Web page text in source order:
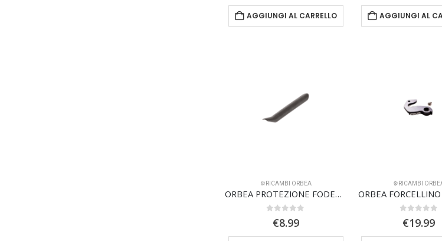
AGGIUNGI AL CARRELLO AGGIUNGI AL
⚙️RICAMBI ORBEA
ORBEA PROTEZIONE FODERI POSTERIORI IN GOMMA SOSPENSIONE COMPLETA CB20
€8.99
⚙️RICAMBI
€19.99